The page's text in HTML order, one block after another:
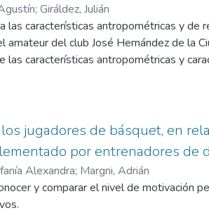
; Giráldez, Julián
las características antropométricas y de
del club José Hernández de la
características antropométricas y
índice de masa corporal y el salto
físico y características
resultados de la investigación fue de
físico se realizaron en las sesiones de
debido al escaso tamaño de
respecto a los resultados aportados,
variables son de suma importancia y
de nuestro trabajo hemos
jugadores de básquet, en
por entrenadores de
Alexandra; Margni, Adrián
y comparar el nivel de motivación